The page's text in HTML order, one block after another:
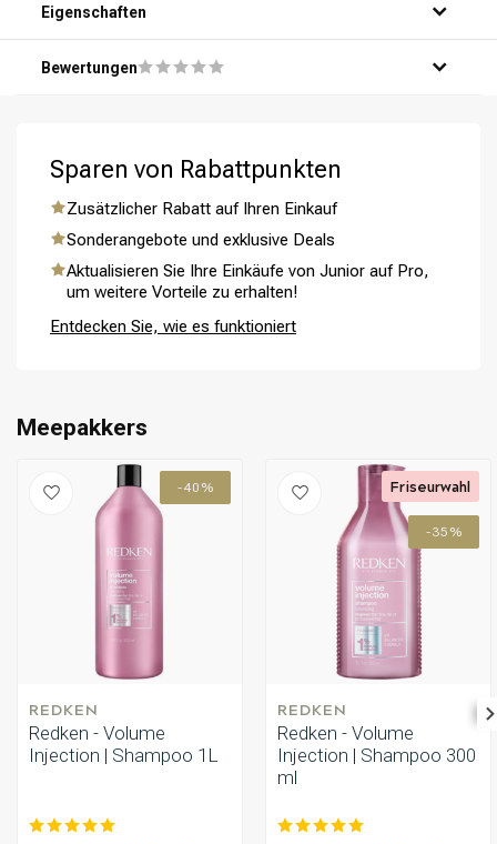
Umformung CombiDeals
Schritt 3: Massiere das Produkt sanft in dein Haar und auf
Schritt 4: Spüle dein Haar gründlich mit warmem Wasser
Eigenschaften
Bewertungen
Sparen von Rabattpunkten
Zusätzlicher Rabatt auf Ihren Einkauf
Sonderangebote und exklusive Deals
Aktualisieren Sie Ihre Einkäufe von Junior auf Pro,
um weitere Vorteile zu erhalten!
Entdecken Sie, wie es funktioniert
Meepakkers
-40%
REDKEN
Redken - Volume
Injection | Shampoo 1L
-35%
REDKEN
Redken - Volume
Injection | Shampoo 300
ml
Friseurwahl